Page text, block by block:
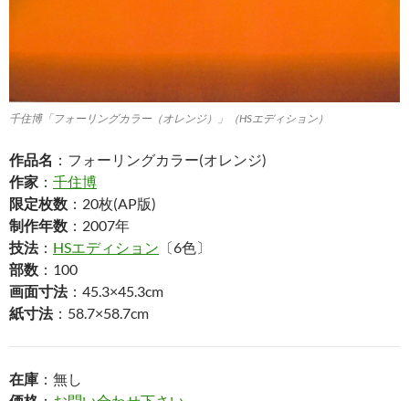
千住博「フォーリングカラー（オレンジ）」（HSエディション）
作品名 ：フォーリングカラー(オレンジ)
作家 ： 千住博
限定枚数 ：20枚(AP版)
制作年数 ：2007年
技法： HSエディション 〔6色〕
部数 ：100
画面寸法：45.3×45.3cm
紙寸法：58.7×58.7cm
在庫 ：無し